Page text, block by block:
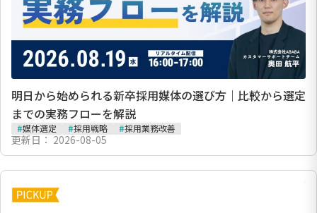
明日から始められる新卒採用媒体の選び方｜比較から選定
までの実務フローを解説
#媒体選定 #採用戦略 #採用業務改善
更新日： 2026-08-05